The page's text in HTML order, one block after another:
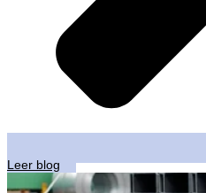
Leer blog